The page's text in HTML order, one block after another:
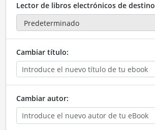
Lector de libros electrónicos de destino
Cambiar título:
Cambiar autor: